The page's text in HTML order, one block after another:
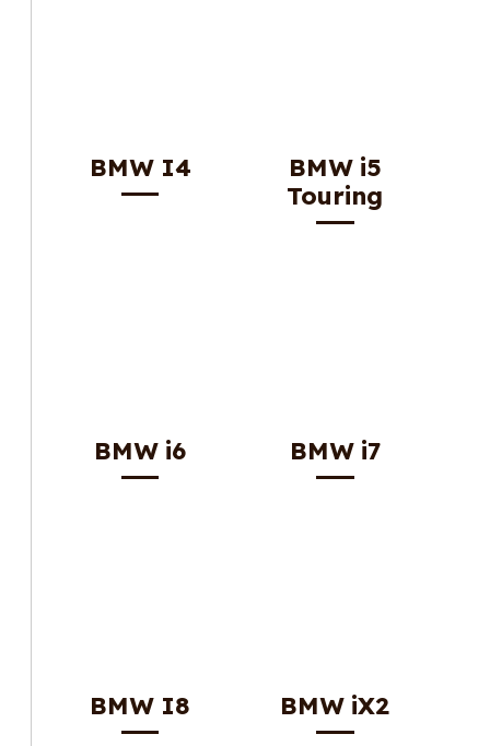
BMW I4
BMW i5
Touring
BMW i6 BMW i7
BMW I8 BMW iX2